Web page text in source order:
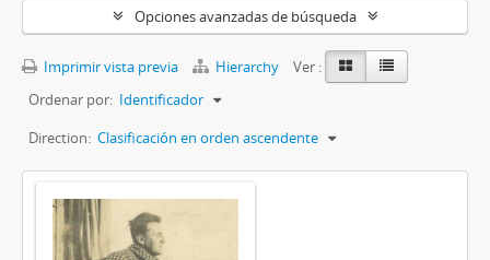
Opciones avanzadas de búsqueda
Imprimir vista previa Hierarchy
Ver :
Ordenar por: Identificador
Direction: Clasificación en orden ascendente